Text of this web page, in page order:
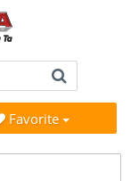
Favorite